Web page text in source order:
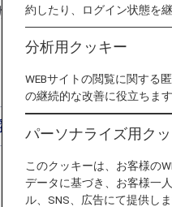
児向けのお食事（BBML
幼児向けのお食事（
約したり、ログイン状態を
分析用クッキー
WEBサイトの閲覧に関する
の継続的な改善に役立ちます
パーソナライズ用ク
このクッキーは、お客様の
データに基づき、お客様一
ル、SNS、広告にて提供しま